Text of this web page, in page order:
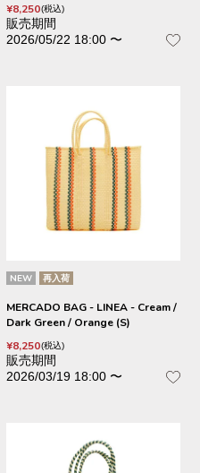
¥8,250 税込
販売期間
2026/05/22 18:00 〜
NEW 再入荷
MERCADO BAG - LINEA - Cream /
Dark Green / Orange (S)
¥8,250 税込
販売期間
2026/03/19 18:00 〜